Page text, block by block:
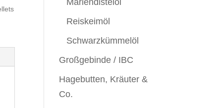
Mariendistelöl
Reiskeimöl
Schwarzkümmelöl
Großgebinde / IBC
Hagebutten, Kräuter &
Co.